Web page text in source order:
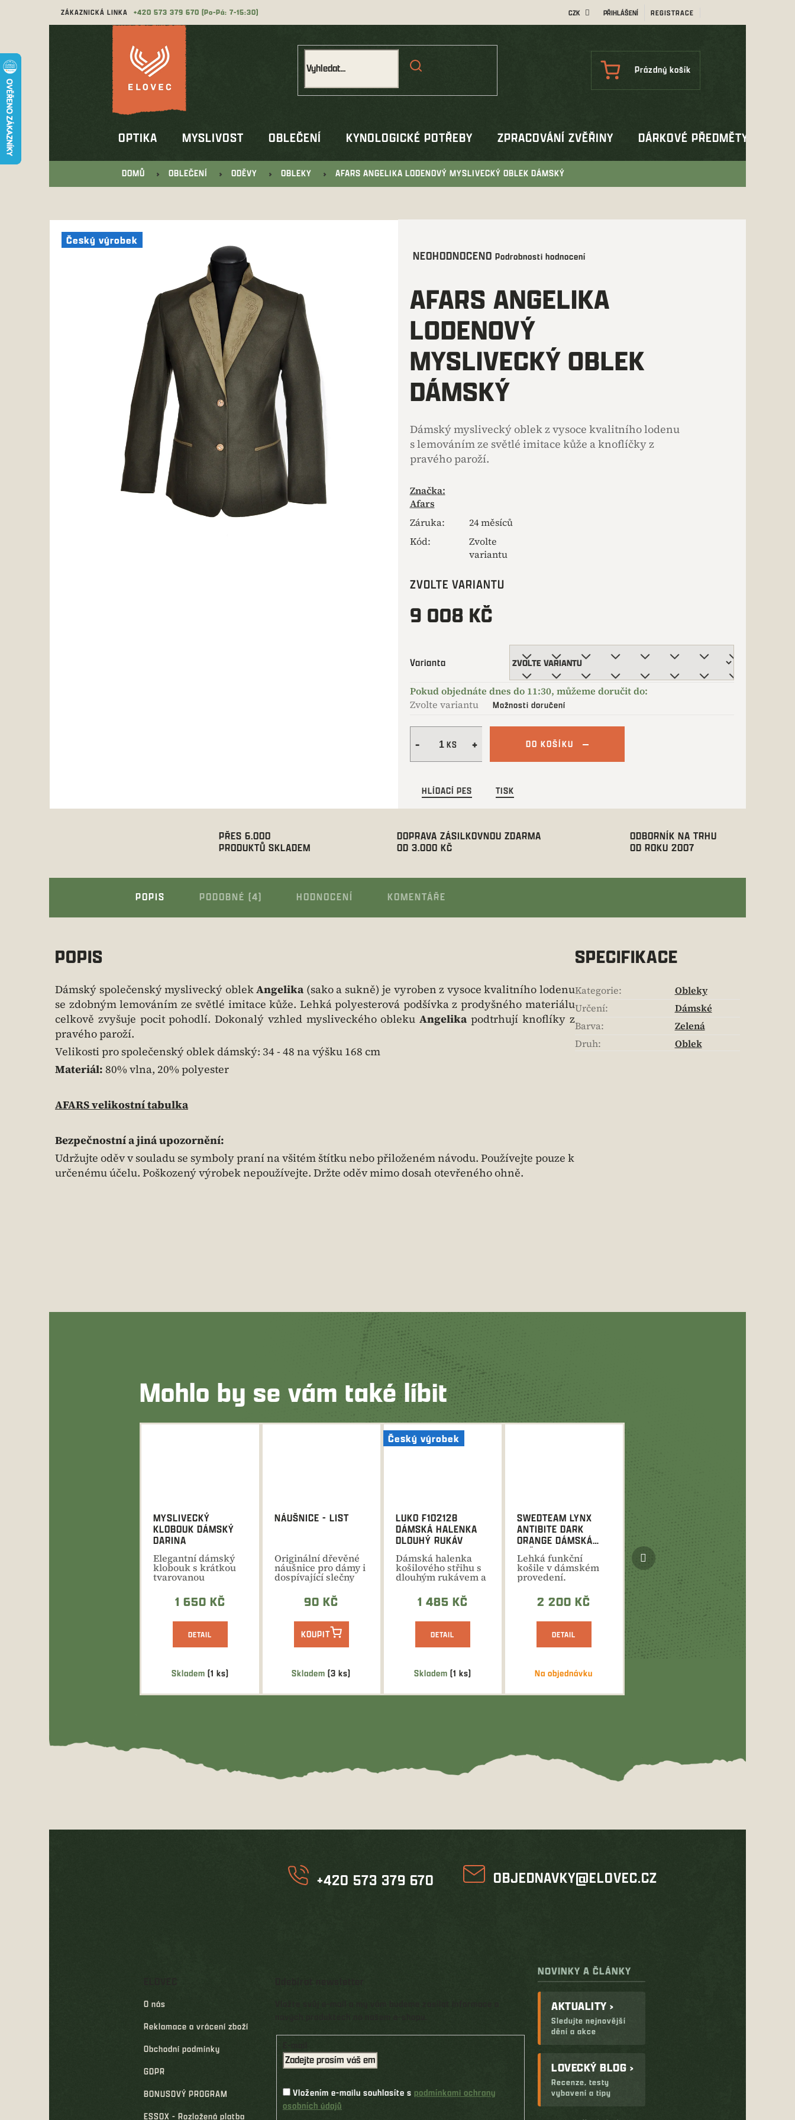
ZÁKAZNICKÁ LINKA 573 379 670 CZK PŘIHLÁŠENÍ REGISTRACE
NÁKUPNÍ
Prázdný košík
OPTIKA MYSLIVOST OBLEČENÍ KYNOLOGICKÉ POTŘEBY ZPRACOVÁNÍ ZVĚŘINY DÁRKOVÉ PŘEDMĚTY
DOMŮ OBLEČENÍ ODĚVY OBLEKY AFARS ANGELIKA LODENOVÝ MYSLIVECKÝ OBLEK DÁMSKÝ
Český výrobek
Český výrobek
Průměrné
je
0,0
z
NEOHODNOCENO Podrobnosti hodnocení
AFARS ANGELIKA
LODENOVÝ
MYSLIVECKÝ OBLEK
DÁMSKÝ
Dámský myslivecký oblek z vysoce kvalitního lodenu
s lemováním ze světlé imitace kůže a knoflíčky z
pravého paroží.
Značka:
Afars
Záruka:
24 měsíců
Kód:
Zvolte
variantu
ZVOLTE VARIANTU
9 008 KČ
Varianta
Zvolte variantu Možnosti doručení
DO KOŠÍKU
HLÍDACÍ PES TISK
PŘES 6.000
PRODUKTŮ SKLADEM
DOPRAVA ZÁSILKOVNOU ZDARMA
OD 3.000 KČ
ODBORNÍK NA TRHU
OD ROKU 2007
POPIS PODOBNÉ (4) HODNOCENÍ KOMENTÁŘE
POPIS
Dámský společenský myslivecký oblekAngelika (sako a sukně) je vyroben z vysoce kvalitního lodenu
se zdobným lemováním ze světlé imitace kůže. Lehká polyesterová podšívka z prodyšného materiálu
celkově zvyšuje pocit pohodlí. Dokonalý vzhled mysliveckého oblekuAngelika podtrhují knoflíky z
pravého paroží.
Velikosti pro společenský oblek dámský: 34 - 48 na výšku 168 cm
Materiál: 80% vlna, 20% polyester
AFARS velikostní tabulka
Bezpečnostní a jiná upozornění:
Udržujte oděv v souladu se symboly praní na všitém štítku nebo přiloženém návodu. Používejte pouze k
určenému účelu. Poškozený výrobek nepoužívejte. Držte oděv mimo dosah otevřeného ohně.
SPECIFIKACE
Kategorie:
Obleky
Určení:
Dámské
Barva:
Zelená
Druh: Oblek
Mohlo by se vám také líbit
Skladem (1 ks)
MYSLIVECKÝ
KLOBOUK DÁMSKÝ
DARINA
Elegantní dámský
klobouk s krátkou
tvarovanou
výrazným
zdobením....
1 650 KČ
DETAIL
Skladem(3 ks)
NÁUŠNICE - LIST
Originální dřevěné
náušnice pro dámy i
dospívající slečny
90 KČ
KOUPIT
Český výrobek
Skladem (1 ks)
LUKO F102128
DÁMSKÁ HALENKA
DLOUHÝ RUKÁV
Dámská halenka
košilového střihu s
dlouhým rukávem a
mysliveckými
knoflíky....
1 485 KČ
DETAIL
Na objednávku
SWEDTEAM LYNX
ANTIBITE DARK
ORANGE DÁMSKÁ
KOŠILE
Lehká funkční
košile v dámském
provedení.
Repelentní úprava
Antibite...
2 200 KČ
DETAIL
Další
produkt
+420 573 379 670 OBJEDNAVKY@ELOVEC.CZ
O nás
Reklamace a vrácení zboží
Obchodní podmínky
GDPR
BONUSOVÝ PROGRAM
ESSOX - Rozložená platba
Vložením e-mailu souhlasíte s podmínkami ochrany
osobních údajů
NOVINKY A ČLÁNKY
AKTUALITY ›
Sledujte nejnovější
dění a akce
LOVECKÝ BLOG ›
Recenze, testy
vybavení a tipy